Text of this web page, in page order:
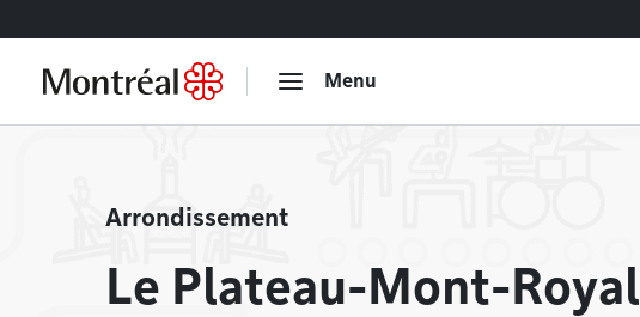
Menu
Arrondissement
Le Plateau-Mont-Royal